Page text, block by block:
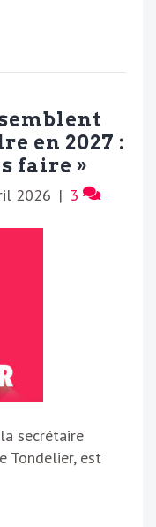
en 2027 :
faire »
2026 | 3
secrétaire
Tondelier, est